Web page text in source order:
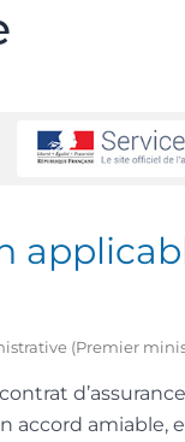
(Premier
accord amiable,